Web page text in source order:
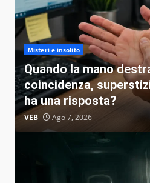
Misteri e insolito
Quando la mano
coincidenza,
ha una risposta?
VEB Ago 7, 2026